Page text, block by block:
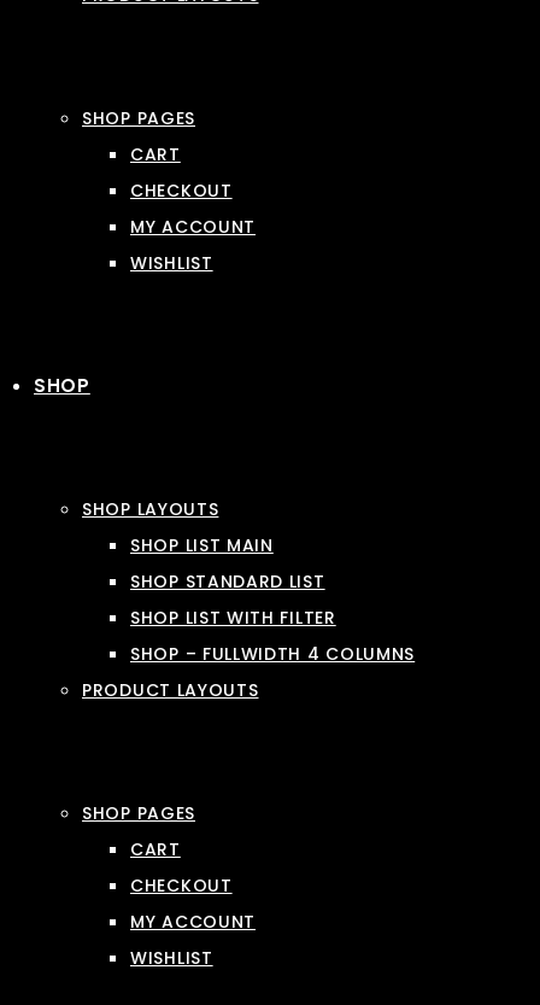
SHOP PAGES
CART
CHECKOUT
MY ACCOUNT
WISHLIST
SHOP
SHOP LAYOUTS
SHOP LIST MAIN
SHOP STANDARD LIST
SHOP LIST WITH FILTER
SHOP – FULLWIDTH 4 COLUMNS
PRODUCT LAYOUTS
SHOP PAGES
CART
CHECKOUT
MY ACCOUNT
WISHLIST